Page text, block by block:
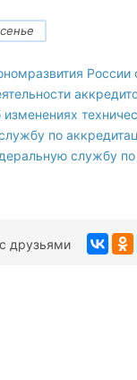
изменениях
по
службу по
друзьями